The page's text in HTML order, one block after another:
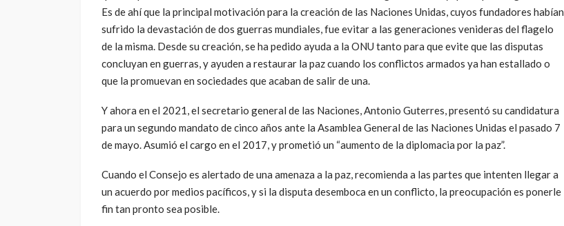
Es de ahí que la principal motivación para la creación de las Naciones Unidas, cuyos fundadores habían
sufrido la devastación de dos guerras mundiales, fue evitar a las generaciones venideras del flagelo
de la misma. Desde su creación, se ha pedido ayuda a la ONU tanto para que evite que las disputas
concluyan en guerras, y ayuden a restaurar la paz cuando los conflictos armados ya han estallado o
que la promuevan en sociedades que acaban de salir de una.
Y ahora en el 2021, el secretario general de las Naciones, Antonio Guterres, presentó su candidatura
para un segundo mandato de cinco años ante la Asamblea General de las Naciones Unidas el pasado 7
de mayo. Asumió el cargo en el 2017, y prometió un “aumento de la diplomacia por la paz”.
Cuando el Consejo es alertado de una amenaza a la paz, recomienda a las partes que intenten llegar a
un acuerdo por medios pacíficos, y si la disputa desemboca en un conflicto, la preocupación es ponerle
fin tan pronto sea posible.